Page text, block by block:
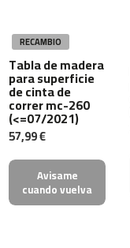
6
0
0
C
i
n
a
d
e
c
RECAMBIO
Tabla de madera
para superficie
de cinta de
correr mc-260
(<=07/2021)
57,99 €
Avisame
cuando vuelva